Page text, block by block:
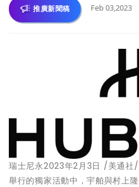
推廣新聞稿 Feb 03,2023
瑞士尼永2023年2月3日 /美通社
舉行的獨家活動中，宇舶與村上